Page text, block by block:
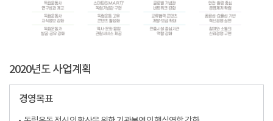
2020년도 사업계획
경영목표